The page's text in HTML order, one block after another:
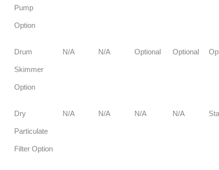
Pump
Option
Drum
Skimmer
Option
N/A N/A Optional Optional
Dry
Particulate
Filter Option
N/A N/A N/A N/A